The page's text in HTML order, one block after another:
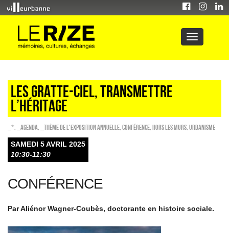
LES GRATTE-CIEL, TRANSMETTRE
L’HÉRITAGE
_* _Agenda _Thème de l'exposition annuelle Conférence HORS LES MURS Urbanisme
SAMEDI 5 AVRIL 2025
10:30-11:30
CONFÉRENCE
Par Aliénor Wagner-Coubès, doctorante en histoire sociale.